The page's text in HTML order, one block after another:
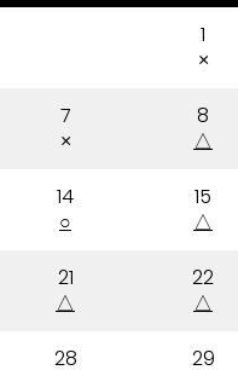
1
×
7
×
8
△
14
○
15
△
21
△
22
△
28 29